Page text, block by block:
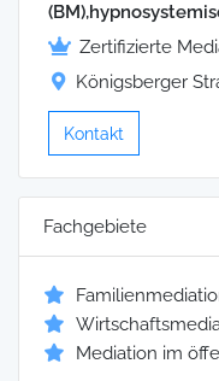
Zertifizierte
Königsberger
Kontakt
Fachgebiete
Mediation im